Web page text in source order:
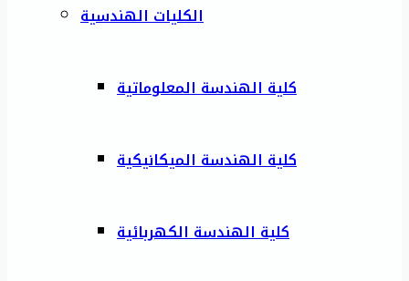
الكليات الهندسية
كلية الهندسة المعلوماتية
كلية الهندسة الميكانيكية
كلية الهندسة الكهربائية